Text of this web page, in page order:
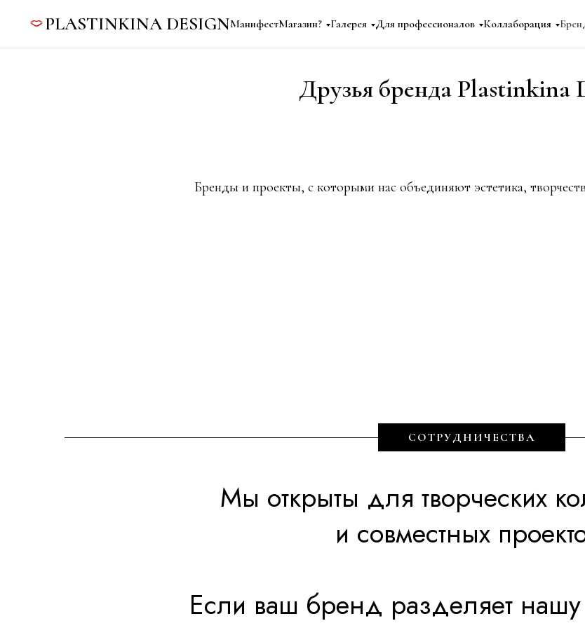
PLASTINKINA DESIGNМанифестМагазин? Галерея Для профессионалов Коллаборация
Друзья бренда Plastinkina
Бренды и проекты, с которыми нас объединяют эстетика,
СОТРУДНИЧЕСТВА
Мы открыты для творческих
и совместных
Если ваш бренд разделяет